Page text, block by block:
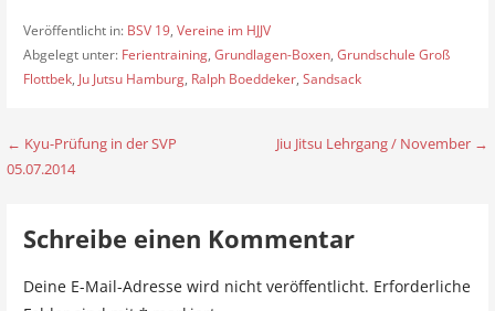
Veröffentlicht in: BSV 19, Vereine im HJJV
Abgelegt unter: Ferientraining, Grundlagen-Boxen, Grundschule Groß
Flottbek, Ju Jutsu Hamburg, Ralph Boeddeker, Sandsack
B
← Kyu-Prüfung in der SVP
05.07.2014
Jiu Jitsu Lehrgang / November →
Schreibe einen Kommentar
Deine E-Mail-Adresse wird nicht veröffentlicht. Erforderliche